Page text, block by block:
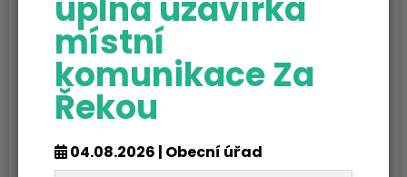
Stáhnout soubor
ČVZ 2_2007.pdf
Dokument Adobe Acrobat | Velikost souboru: 234 Kb
Stáhnout soubor
ČVZ 3_2007.pdf
Stáhnout soubor
úplná uzavírka
místní
komunikace Za
Řekou
04.08.2026 | Obecní úřad